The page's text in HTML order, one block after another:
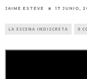
JAIME ESTEVE 17 JUNIO,
LA ESCENA INDISCRETA 0